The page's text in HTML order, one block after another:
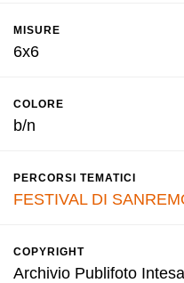
MISURE
6x6
COLORE
b/n
PERCORSI TEMATICI
FESTIVAL DI
COPYRIGHT
Archivio Publifoto